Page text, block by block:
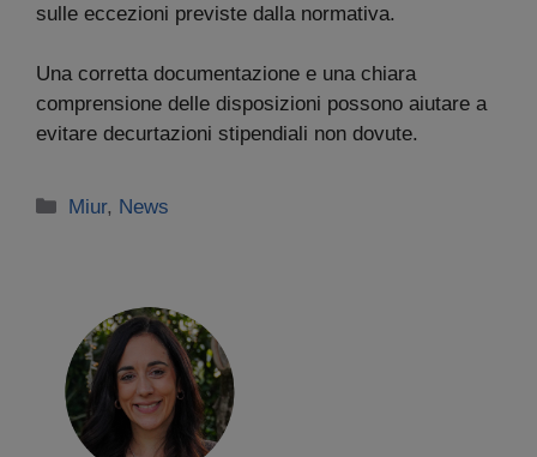
sulle eccezioni previste dalla normativa.
Una corretta documentazione e una chiara
comprensione delle disposizioni possono aiutare a
evitare decurtazioni stipendiali non dovute.
Categorie
Miur, News